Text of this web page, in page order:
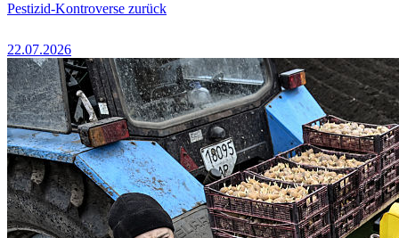
Pestizid-Kontroverse zurück
22.07.2026